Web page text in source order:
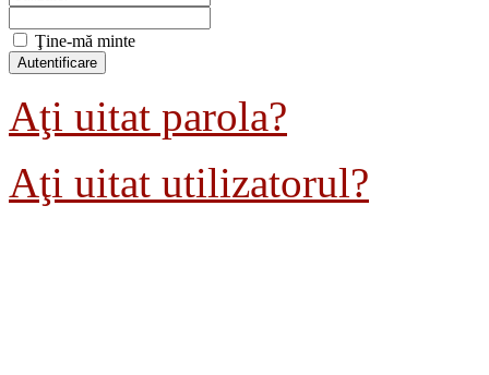
Ţine-mă minte
Aţi uitat parola?
Aţi uitat utilizatorul?